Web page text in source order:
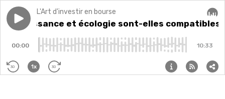
Play episode27: Croissance et écologie sont-elles compatibles ?
L'Art d'investir en bourse
Croissance et écologie sont-elles compatibles
00:00 10:33
30 1x 30